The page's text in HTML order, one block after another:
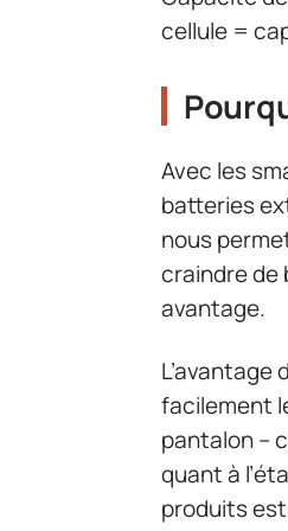
cellule =
Avec les
batteries
nous
craindre de
avantage.
facilement
pantalon –
quant à
produits